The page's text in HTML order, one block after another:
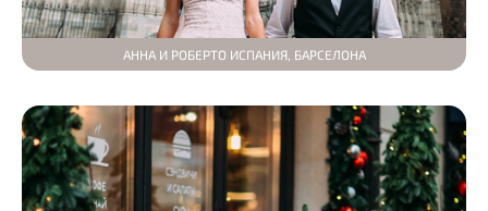
АННА И РОБЕРТО ИСПАНИЯ, БАРСЕЛОНА